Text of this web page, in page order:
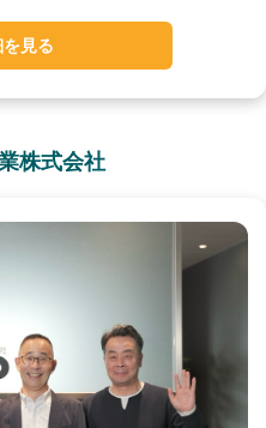
見る
株式会社